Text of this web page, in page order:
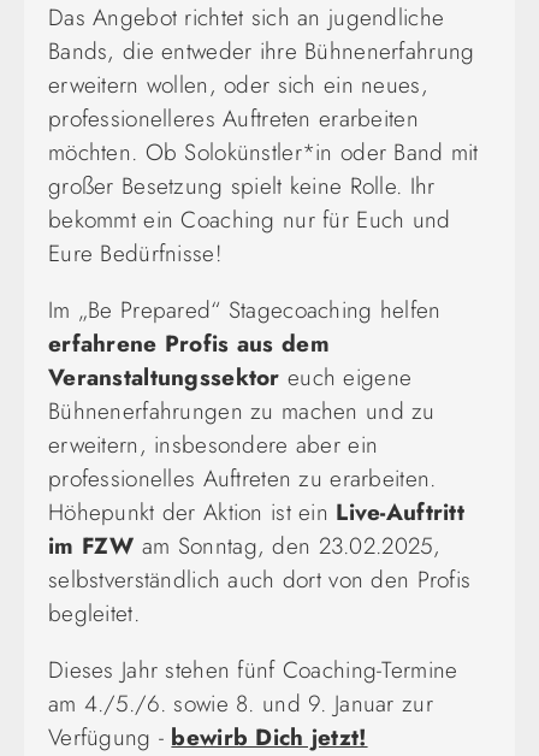
Das Angebot richtet sich an jugendliche
Bands, die entweder ihre Bühnenerfahrung
erweitern wollen, oder sich ein neues,
professionelleres Auftreten erarbeiten
möchten. Ob Solokünstler*in oder Band mit
großer Besetzung spielt keine Rolle. Ihr
bekommt ein Coaching nur für Euch und
Eure Bedürfnisse!
Im „Be Prepared“ Stagecoaching helfen
erfahrene Profis aus dem
Veranstaltungssektor euch eigene
Bühnenerfahrungen zu machen und zu
erweitern, insbesondere aber ein
professionelles Auftreten zu erarbeiten.
Höhepunkt der Aktion ist ein Live-Auftritt
im FZW am Sonntag, den 23.02.2025,
selbstverständlich auch dort von den Profis
begleitet.
Dieses Jahr stehen fünf Coaching-Termine
am 4./5./6. sowie 8. und 9. Januar zur
Verfügung - bewirb Dich jetzt!